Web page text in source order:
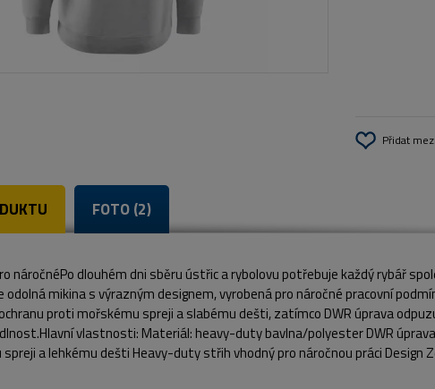
Přidat
FOTO (2)
náročnéPo dlouhém dni sběru ústřic a rybolovu potřebuje každý rybář
odolná mikina s výrazným designem, vyrobená pro náročné pracovní
proti mořskému spreji a slabému dešti, zatímco DWR úprava
vlastnosti: Materiál: heavy-duty bavlna/polyester DWR
a lehkému dešti Heavy-duty střih vhodný pro náročnou práci Design